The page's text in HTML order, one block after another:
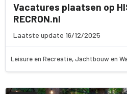
Vacatures plaatsen op
RECRON.nl
Laatste update 16/12/2025
Leisure en Recreatie, Jachtbouw en